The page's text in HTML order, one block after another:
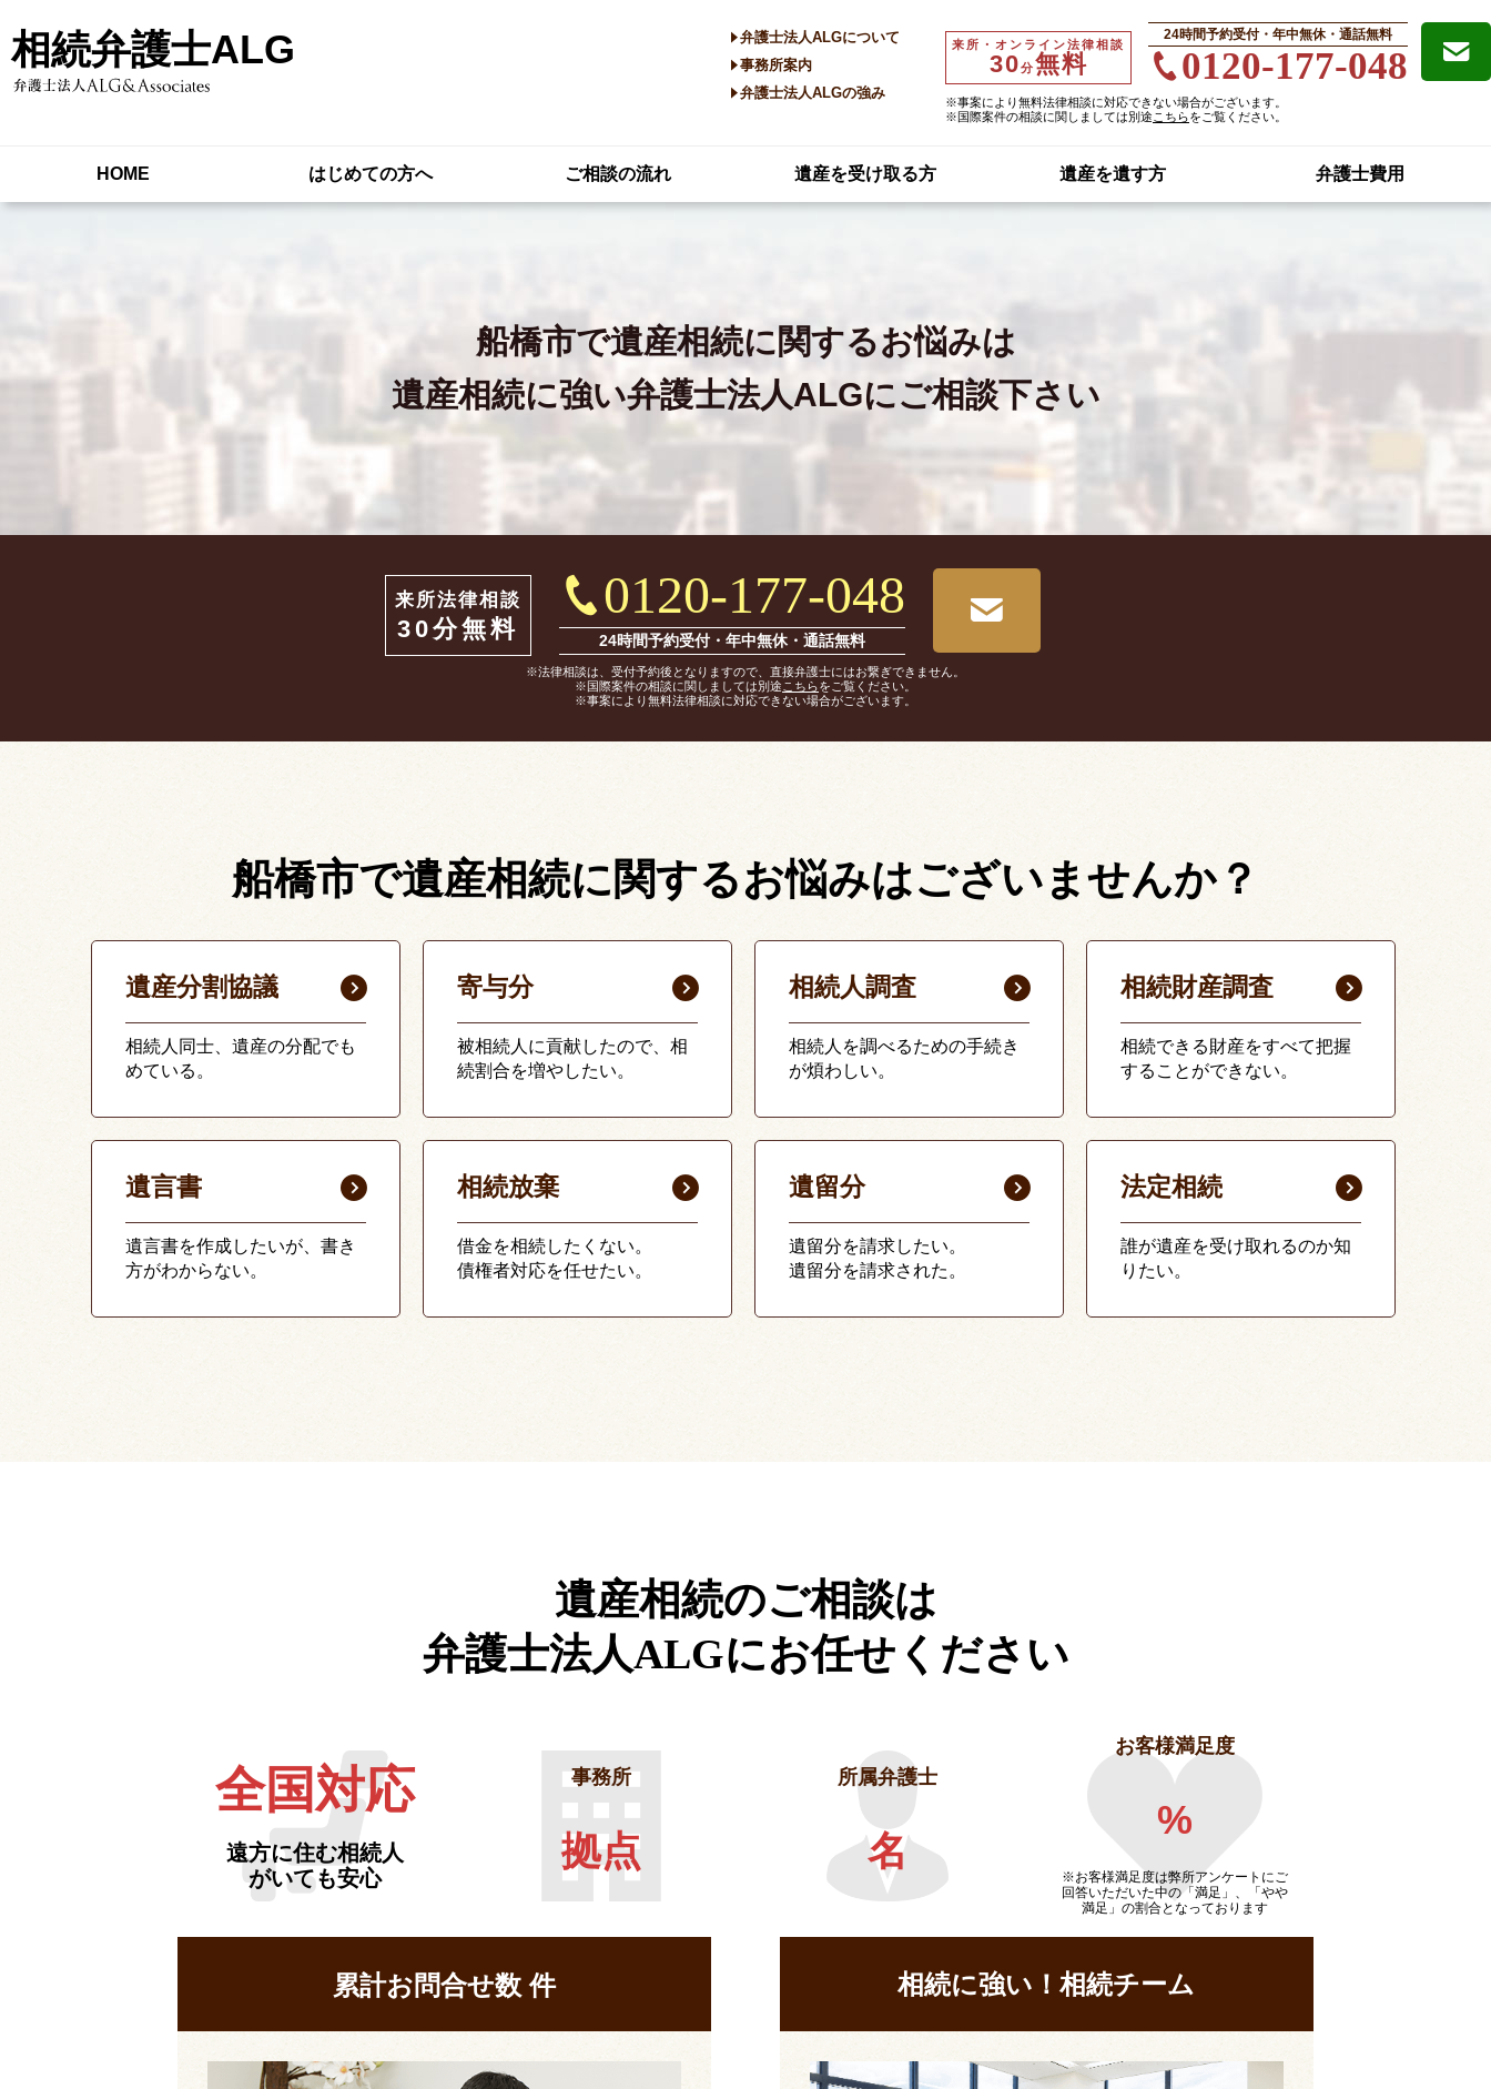
相続弁護士ALG 来所・オンライン法律相談
30分無料
24時間予約受付・年中無休・通話無料
0120-177-048
※事案により無料法律相談に対応できない場合がございます。
※国際案件の相談に関しましては別途 こちらをご覧ください。
弁護士法人ALGについて
事務所案内
弁護士法人ALGの強み
HOME はじめての方へ ご相談の流れ 遺産を受け取る方 遺産を遺す方 弁護士費用
船橋市で遺産相続に関するお悩みは
遺産相続に強い弁護士法人ALGにご相談下さい
来所法律相談
30分無料
0120-177-048
24時間予約受付・年中無休・通話無料
※法律相談は、受付予約後となりますので、直接弁護士にはお繋ぎできません。
※国際案件の相談に関しましては別途 こちらをご覧ください。
※事案により無料法律相談に対応できない場合がございます。
船橋市で遺産相続に関するお悩みはございませんか？
遺産分割協議
相続人同士、遺産の分配でも
めている。
寄与分
被相続人に貢献したので、相
続割合を増やしたい。
相続人調査
相続人を調べるための手続き
が煩わしい。
相続財産調査
相続できる財産をすべて把握
することができない。
遺言書
遺言書を作成したいが、書き
方がわからない。
相続放棄
借金を相続したくない。
債権者対応を任せたい。
遺留分
遺留分を請求したい。
遺留分を請求された。
法定相続
誰が遺産を受け取れるのか知
りたい。
遺産相続のご相談は
弁護士法人ALGにお任せください
全国対応
遠方に住む相続人
がいても安心
事務所
拠点
所属弁護士
名
お客様満足度
%
※お客様満足度は弊所アンケートにご
回答いただいた中の「満足」、「やや
満足」の割合となっております
累計お問合せ数件 相続に強い！相続チーム